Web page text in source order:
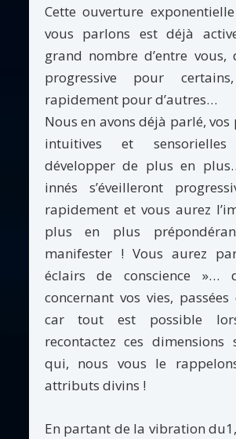
Cette ouverture
vous parlons est déjà
grand nombre d’entre vous,
progressive pour
rapidement pour d’autres…
Nous en avons déjà parlé,
intuitives et
développer de plus en
innés s’éveilleront
rapidement et vous aurez
plus en plus
manifester ! Vous aurez
éclairs de conscience »…
concernant vos vies,
car tout est possible
recontactez ces dimensions
qui, nous vous le
attributs divins !
En partant de la vibration